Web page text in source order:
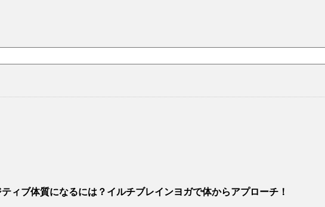
ィブ体質になるには？イルチブレインヨガで体からアプローチ！